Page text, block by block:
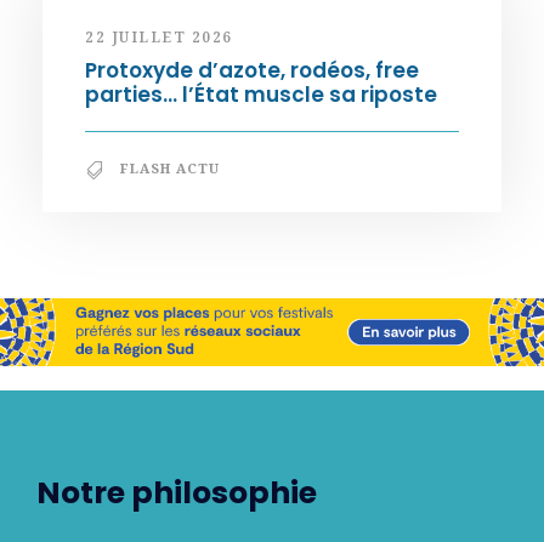
22 JUILLET 2026
Protoxyde d’azote, rodéos, free
parties… l’État muscle sa riposte
FLASH ACTU
Notre philosophie